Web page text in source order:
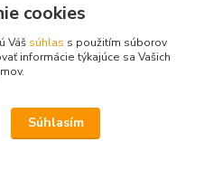
cookies.
cookies
Váš súhlas s použitím súborov
informácie týkajúce sa Vašich
Súhlasím